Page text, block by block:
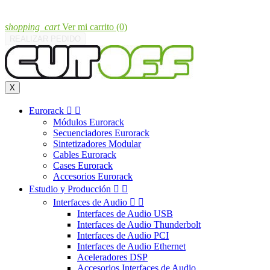
shopping_cart Ver mi carrito (0)
X
Eurorack  
Módulos Eurorack
Secuenciadores Eurorack
Sintetizadores Modular
Cables Eurorack
Cases Eurorack
Accesorios Eurorack
Estudio y Producción  
Interfaces de Audio  
Interfaces de Audio USB
Interfaces de Audio Thunderbolt
Interfaces de Audio PCI
Interfaces de Audio Ethernet
Aceleradores DSP
Accesorios Interfaces de Audio